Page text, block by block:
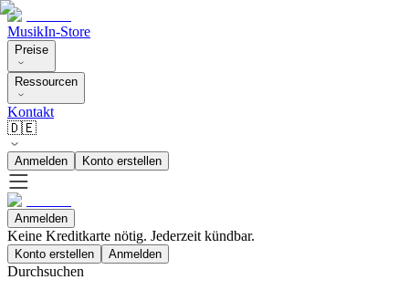
MusikIn-Store
Preise
Ressourcen
Kontakt
🇩🇪
Anmelden Konto erstellen
Anmelden
Keine Kreditkarte nötig. Jederzeit kündbar.
Konto erstellen Anmelden
Durchsuchen